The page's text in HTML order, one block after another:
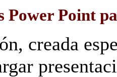
Power Point
creada